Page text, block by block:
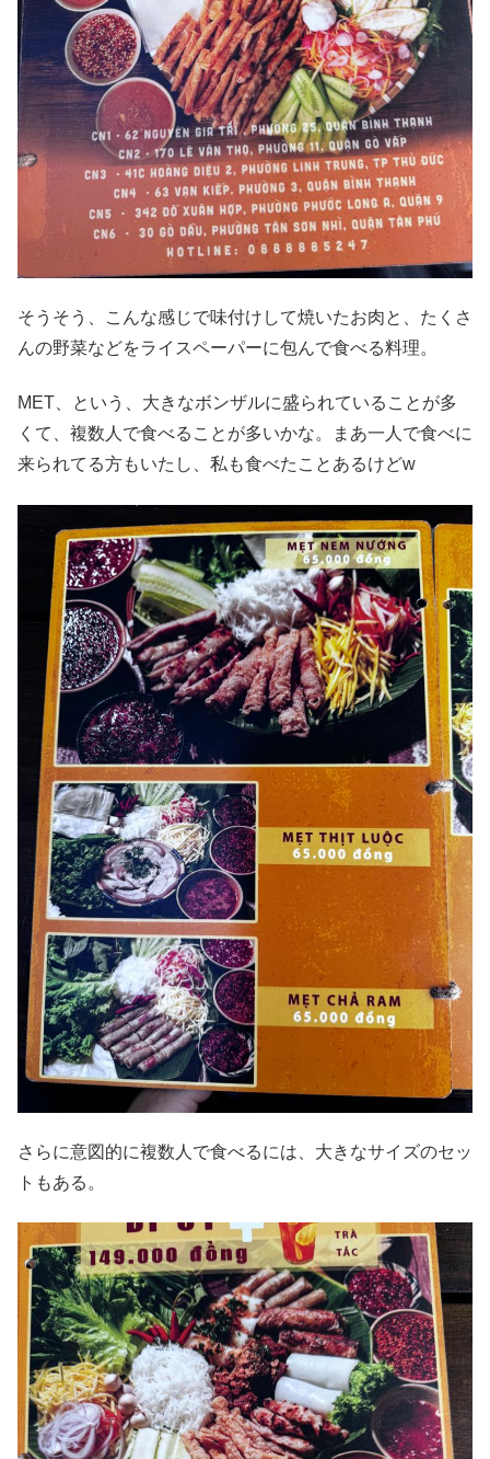
そうそう、こんな感じで味付けして焼いたお肉と、たくさ
んの野菜などをライスペーパーに包んで食べる料理。
MET、という、大きなボンザルに盛られていることが多
くて、複数人で食べることが多いかな。まあ一人で食べに
来られてる方もいたし、私も食べたことあるけどw
さらに意図的に複数人で食べるには、大きなサイズのセッ
トもある。